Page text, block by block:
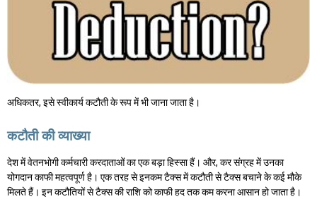
अधिकतर, इसे स्वीकार्य कटौती के रूप में भी जाना जाता है।
कटौती की व्याख्या
देश में वेतनभोगी कर्मचारी करदाताओं का एक बड़ा हिस्सा हैं। और, कर संग्रह में उनका
योगदान काफी महत्वपूर्ण है। एक तरह से इनकम टैक्स में कटौती से टैक्स बचाने के कई मौके
मिलते हैं। इन कटौतियों से टैक्स की राशि को काफी हद तक कम करना आसान हो जाता है।